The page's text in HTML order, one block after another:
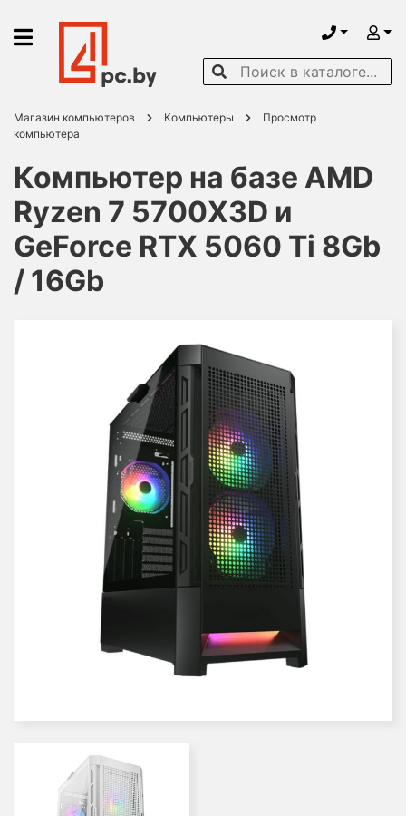
Магазин компьютеров Компьютеры
Просмотр
компьютера
Компьютер на базе AMD
Ryzen 7 5700X3D и
GeForce RTX 5060 Ti 8Gb
/ 16Gb